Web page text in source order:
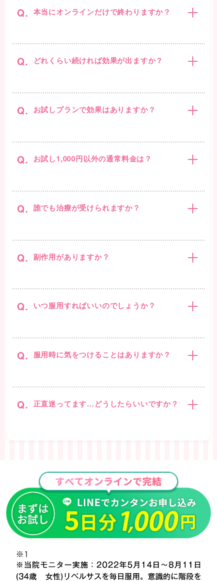
Q. 本当にオンラインだけで終わりますか？
Q. どれくらい続ければ効果が出ますか？
Q. お試しプランで効果はありますか？
Q. お試し1,000円以外の通常料金は？
Q. 誰でも治療が受けられますか？
Q. 副作用がありますか？
Q. いつ服用すればいいのでしょうか？
Q. 服用時に気をつけることはありますか？
Q. 正直迷ってます…どうしたらいいですか？